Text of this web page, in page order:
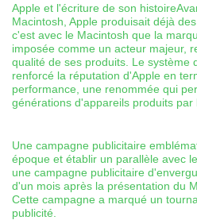
Apple et l'écriture de son
Macintosh, Apple produisait déjà
c'est avec le Macintosh que la
imposée comme un acteur majeur,
qualité de ses produits. Le système
renforcé la réputation d'Apple en
performance, une renommée qui
générations d'appareils produits par
Une campagne publicitaire
époque et établir un parallèle avec
une campagne publicitaire
d'un mois après la présentation du
Cette campagne a marqué un
publicité.